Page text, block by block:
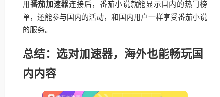
用番茄加速器连接后，番茄小说就能显示国内的热门榜
单，还能参与国内的活动，和国内用户一样享受番茄小说
的服务。
总结：选对加速器，海外也能畅玩国
内内容